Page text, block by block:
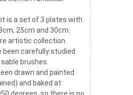
eserlerdir.
asılması için delikli ve
veya masa üstünde
şeffaf ayaklar
2 gündür, stokta
kargoya verilir. Stokta
gün teslim süresi vardır.
işi olduğu için desenlerde